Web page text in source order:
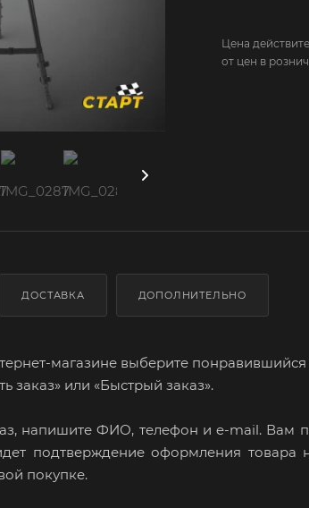
Цена
от цен в
ДОСТАВКА ДОПОЛНИТЕЛЬНО
магазине выберите понравившийся
или «Быстрый заказ».
напишите ФИО, телефон и e-mail. Вам
подтверждение оформления товара
покупке.